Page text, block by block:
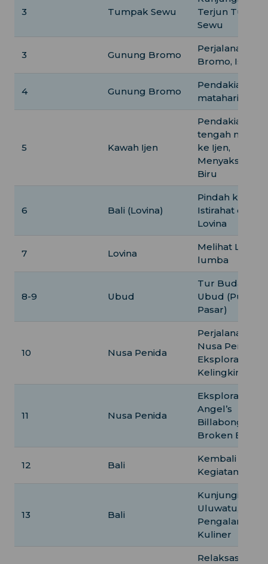
3 Tumpak Sewu
Terjun
Sewu
3 Gunung Bromo
Perjalanan ke
Bromo,
4 Gunung Bromo
Pendakian saat
matahari terbit
5 Kawah Ijen
Pendakian
tengah malam
ke Ijen,
Menyaksikan
Biru
6 Bali (Lovina)
Pindah ke Bali,
Istirahat di
Lovina
7 Lovina
Melihat
lumba
8-9 Ubud
Tur Budaya di
Ubud (Pura,
Pasar)
10 Nusa Penida
Perjalanan ke
Nusa Penida,
Eksplorasi
Kelingking
11 Nusa Penida
Eksplorasi
Angel’s
Billabong dan
Broken Beach
12 Bali
Kembali ke
Kegiatan santai
13 Bali
Kunjungi Pura
Uluwatu,
Pengalaman
Kuliner
Relaksasi, Hari